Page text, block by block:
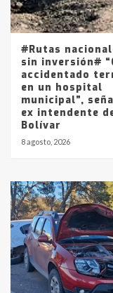
5
Los
La
entre
#Rutas
sin inversión#
accidentado
en un hospital
municipal”,
ex intendente
Bolívar
8 agosto, 2026